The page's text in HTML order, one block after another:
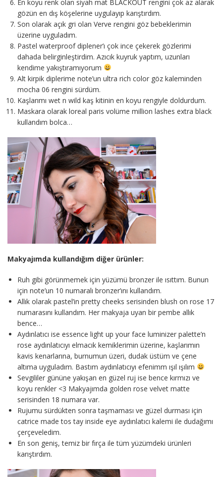
En koyu renk olan siyah mat BLACKOUT rengini çok az alarak
gözün en dış köşelerine uygulayıp karıştırdım.
Son olarak açık gri olan Verve rengini göz bebeklerimin
üzerine uyguladım.
Pastel waterproof diplener’ı çok ince çekerek gözlerimi
dahada belirginleştirdim. Azıcık kuyruk yaptım, uzunları
kendime yakıştıramıyorum
Alt kirpik diplerime note’un ultra rich color göz kaleminden
mocha 06 rengini sürdüm.
Kaşlarımı wet n wild kaş kitinin en koyu rengiyle doldurdum.
Maskara olarak loreal paris volüme million lashes extra black
kullandım bolca…
Makyajımda kullandığım diğer ürünler:
Ruh gibi görünmemek için yüzümü bronzer ile ısıttım. Bunun
için note’un 10 numaralı bronzer’ını kullandım.
Allık olarak pastel’in pretty cheeks serisinden blush on rose 17
numarasını kullandım. Her makyaja uyan bir pembe allık
bence…
Aydınlatıcı ise essence light up your face luminizer palette’n
rose aydınlatıcıyı elmacık kemiklerimin üzerine, kaşlarımın
kavis kenarlarına, burnumun üzeri, dudak üstüm ve çene
altıma uyguladım. Bastım aydınlatıcıyı efenimm ışıl ışılım
Sevgililer gününe yakışan en güzel ruj ise bence kırmızı ve
koyu renkler <3 Makyajımda golden rose velvet matte
serisinden 18 numara var.
Rujumu sürdükten sonra taşmaması ve güzel durması için
catrice made tos tay inside eye aydınlatıcı kalemi ile dudağımı
çerçeveledim.
En son geniş, temiz bir fırça ile tüm yüzümdeki ürünleri
karıştırdım.